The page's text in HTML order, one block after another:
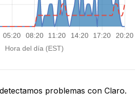
problemas con Claro.